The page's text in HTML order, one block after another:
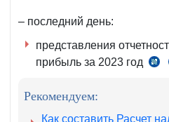
– последний день:
представления
прибыль за 2023 год
ст.
Рекомендуем:
Как составить Расчет